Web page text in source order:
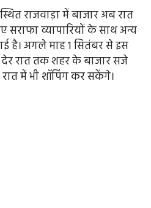
राजवाड़ा में बाजार अब रात
व्यापारियों के साथ अन्य
है। अगले माह 1 सितंबर से इस
रात तक शहर के बाजार सजे
में भी शॉपिंग कर सकेंगे।